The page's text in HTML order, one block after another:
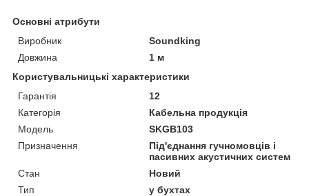
Основні атрибути
Виробник
Soundking
Довжина
1 м
Користувальницькі характеристики
Гарантія
12
Категорія
Кабельна продукція
Мoдель
SKGB103
Призначення
Під'єднання гучномовців і
пасивних акустичних систем
Стан
Новий
Тип
у бухтах